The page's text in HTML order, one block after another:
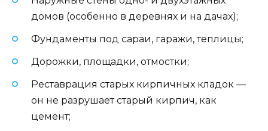
домов (особенно в деревнях и на дачах);
Фундаменты под сараи, гаражи, теплицы;
Дорожки, площадки, отмостки;
Реставрация старых кирпичных кладок —
он не разрушает старый кирпич, как
цемент;